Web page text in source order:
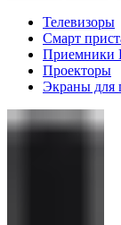
Телевизоры
Смарт
Приемники
Проекторы
Экраны для